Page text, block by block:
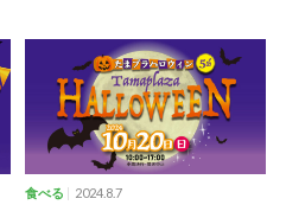
食べる 2024.8.7